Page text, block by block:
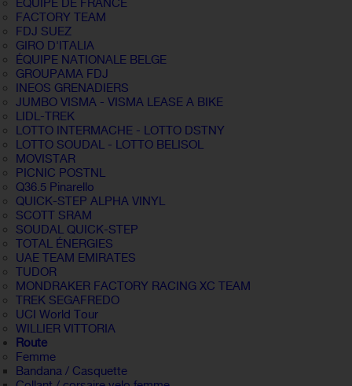
ÉQUIPE DE FRANCE
FACTORY TEAM
FDJ SUEZ
GIRO D'ITALIA
ÉQUIPE NATIONALE BELGE
GROUPAMA FDJ
INEOS GRENADIERS
JUMBO VISMA - VISMA LEASE A BIKE
LIDL-TREK
LOTTO INTERMACHE - LOTTO DSTNY
LOTTO SOUDAL - LOTTO BELISOL
MOVISTAR
PICNIC POSTNL
Q36.5 Pinarello
QUICK-STEP ALPHA VINYL
SCOTT SRAM
SOUDAL QUICK-STEP
TOTAL ÉNERGIES
UAE TEAM EMIRATES
TUDOR
MONDRAKER FACTORY RACING XC TEAM
TREK SEGAFREDO
UCI World Tour
WILLIER VITTORIA
Route
Femme
Bandana / Casquette